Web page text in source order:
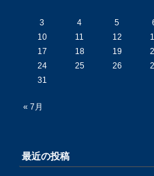
3
4 5
10
11 12
17
18 19
24
25 26
31
« 7月
最近の投稿